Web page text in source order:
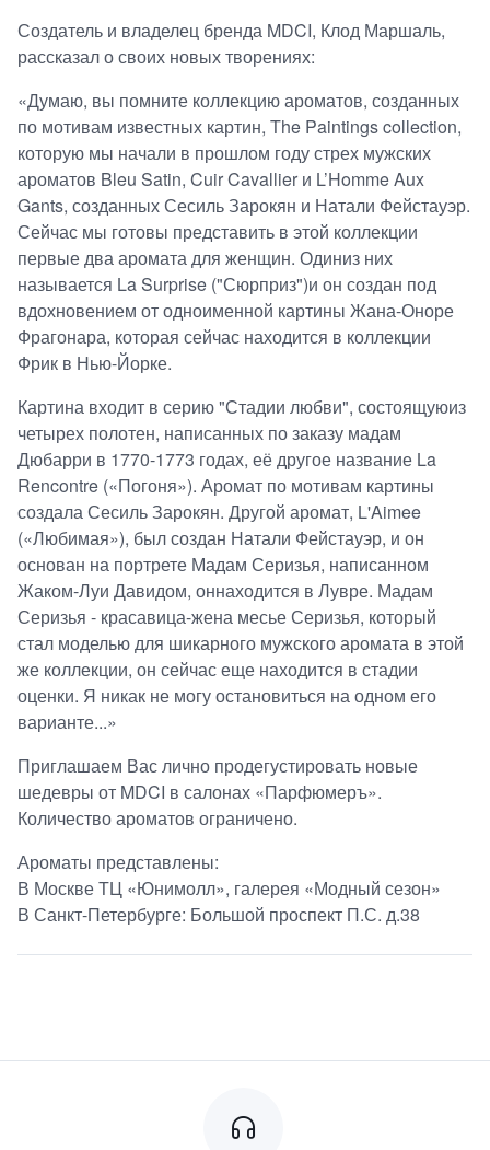
Создатель и владелец бренда MDCI, Клод Маршаль,
рассказал о своих новых творениях:
«Думаю, вы помните коллекцию ароматов, созданных
по мотивам известных картин, The Paintings collection,
которую мы начали в прошлом году стрех мужских
ароматов Bleu Satin, Cuir Cavallier и L’Homme Aux
Gants, созданных Сесиль Зарокян и Натали Фейстауэр.
Сейчас мы готовы представить в этой коллекции
первые два аромата для женщин. Одиниз них
называется La Surprise ("Сюрприз")и он создан под
вдохновением от одноименной картины Жана-Оноре
Фрагонара, которая сейчас находится в коллекции
Фрик в Нью-Йорке.
Картина входит в серию "Стадии любви", состоящуюиз
четырех полотен, написанных по заказу мадам
Дюбарри в 1770-1773 годах, её другое название La
Rencontre («Погоня»). Аромат по мотивам картины
создала Сесиль Зарокян. Другой аромат, L'Aimee
(«Любимая»), был создан Натали Фейстауэр, и он
основан на портрете Мадам Серизья, написанном
Жаком-Луи Давидом, оннаходится в Лувре. Мадам
Серизья - красавица-жена месье Серизья, который
стал моделью для шикарного мужского аромата в этой
же коллекции, он сейчас еще находится в стадии
оценки. Я никак не могу остановиться на одном его
варианте...»
Приглашаем Вас лично продегустировать новые
шедевры от MDCI в салонах «Парфюмеръ».
Количество ароматов ограничено.
Ароматы представлены:
В Москве ТЦ «Юнимолл», галерея «Модный сезон»
В Санкт-Петербурге: Большой проспект П.С. д.38